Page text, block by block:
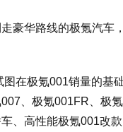
豪华路线的极氪汽车
图在极氪001销量的基
、极氪001FR、极
、高性能极氪001改